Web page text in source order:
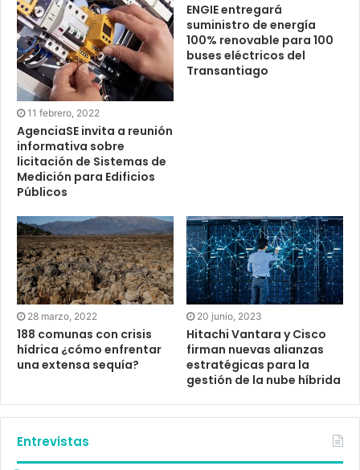
11 febrero, 2022
AgenciaSE invita a reunión
informativa sobre
licitación de Sistemas de
Medición para Edificios
Públicos
ENGIE entregará
suministro de energía
100% renovable para 100
buses eléctricos del
Transantiago
28 marzo, 2022
188 comunas con crisis
hídrica ¿cómo enfrentar
una extensa sequía?
20 junio, 2023
Hitachi Vantara y Cisco
firman nuevas alianzas
estratégicas para la
gestión de la nube híbrida
Entrevistas